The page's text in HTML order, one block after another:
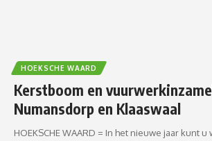
HOEKSCHE WAARD
Kerstboom en
Numansdorp en Klaaswaal
HOEKSCHE WAARD = In het nieuwe jaar kunt